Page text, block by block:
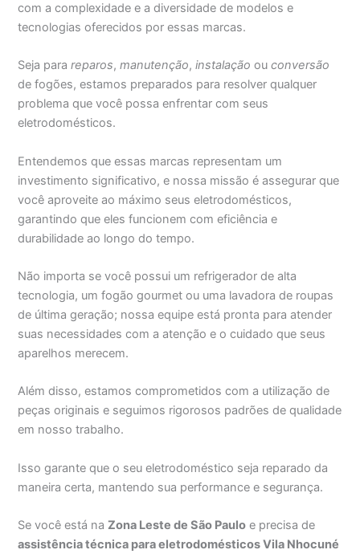
com a complexidade e a diversidade de modelos e
tecnologias oferecidos por essas marcas.
Seja parareparos,manutenção,instalação ouconversão
de fogões, estamos preparados para resolver qualquer
problema que você possa enfrentar com seus
eletrodomésticos.
Entendemos que essas marcas representam um
investimento significativo, e nossa missão é assegurar que
você aproveite ao máximo seus eletrodomésticos,
garantindo que eles funcionem com eficiência e
durabilidade ao longo do tempo.
Não importa se você possui um refrigerador de alta
tecnologia, um fogão gourmet ou uma lavadora de roupas
de última geração; nossa equipe está pronta para atender
suas necessidades com a atenção e o cuidado que seus
aparelhos merecem.
Além disso, estamos comprometidos com a utilização de
peças originais e seguimos rigorosos padrões de qualidade
em nosso trabalho.
Isso garante que o seu eletrodoméstico seja reparado da
maneira certa, mantendo sua performance e segurança.
Se você está naZona Leste de São Paulo e precisa de
assistência técnica para eletrodomésticos Vila Nhocuné